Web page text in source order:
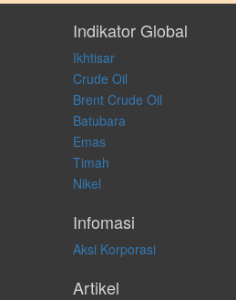
saran, rekomendasi untuk
aktivitas lain yang terkait dengan
dan kami tidak bertanggung jawab
dilakukan dalam kondisi dan situasi
secara langsung maupun tidak
ini.
Indikator Global
Ikhtisar
Crude Oil
Brent Crude Oil
Batubara
Emas
Timah
Nikel
Infomasi
Aksi Korporasi
Artikel